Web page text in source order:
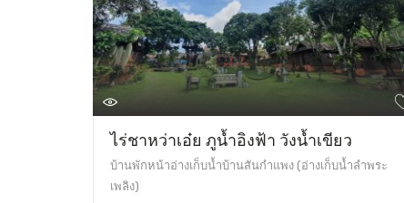
ไร่ชาหว่าเอ๋ย ภูน้ำอิงฟ้า วังน้ำเขียว
บ้านพักหน้าอ่างเก็บน้ำบ้านสันกำแพง (อ่างเก็บน้ำลำพระ
เพลิง)